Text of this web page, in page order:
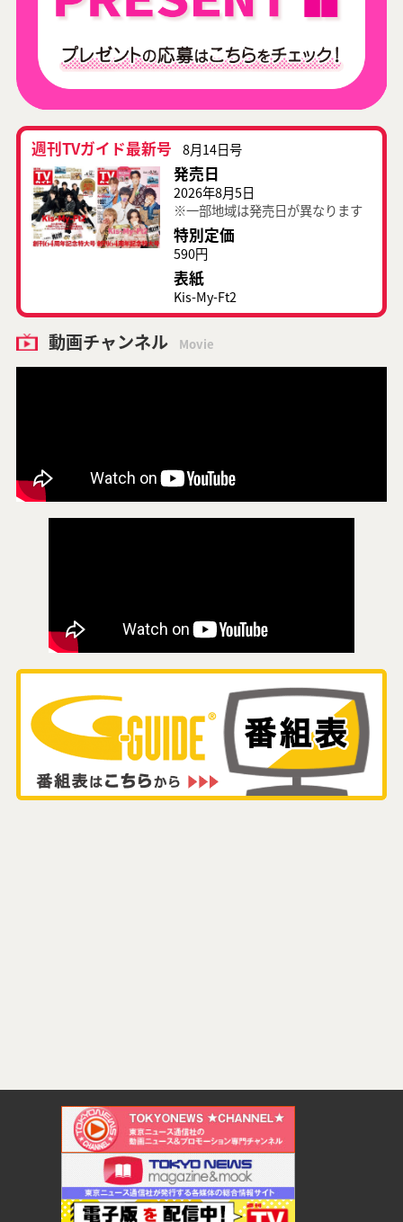
週刊TVガイド最新号 8月14日号
発売日
2026年8月5日
※一部地域は発売日が異なります
特別定価
590円
表紙
Kis-My-Ft2
動画チャンネル Movie